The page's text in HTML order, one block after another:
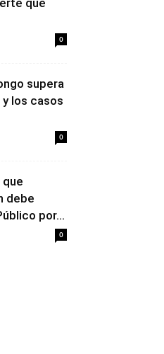
que
0
supera
los casos
0
debe
por...
0